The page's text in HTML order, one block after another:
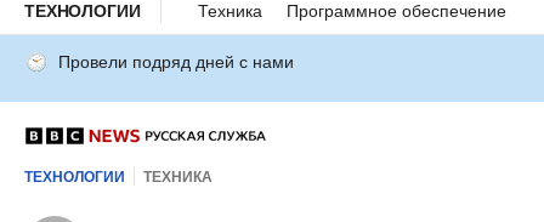
ТЕХНОЛОГИИ Техника Программное обеспечение
Провели подряд дней с нами
ТЕХНОЛОГИИ ТЕХНИКА